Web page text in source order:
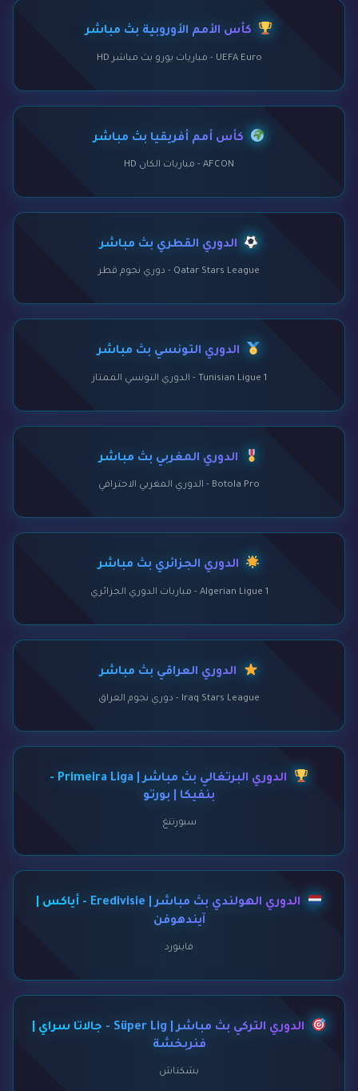
كأس الأمم الأوروبية بث مباشر
UEFA Euro - مباريات يورو بث مباشر HD
كأس أمم أفريقيا بث مباشر
AFCON - مباريات الكان HD
الدوري القطري بث مباشر
Qatar Stars League - دوري نجوم قطر
الدوري التونسي بث مباشر
Tunisian Ligue 1 - الدوري التونسي الممتاز
الدوري المغربي بث مباشر
Botola Pro - الدوري المغربي الاحترافي
الدوري الجزائري بث مباشر
Algerian Ligue 1 - مباريات الدوري الجزائري
الدوري العراقي بث مباشر
Iraq Stars League - دوري نجوم العراق
الدوري البرتغالي بث مباشر | Primeira Liga -
بنفيكا | بورتو
سبورتنغ
الدوري الهولندي بث مباشر | Eredivisie - أياكس |
آيندهوفن
فاينورد
الدوري التركي بث مباشر | Süper Lig - جالاتا سراي |
فنربخشة
بشكتاش